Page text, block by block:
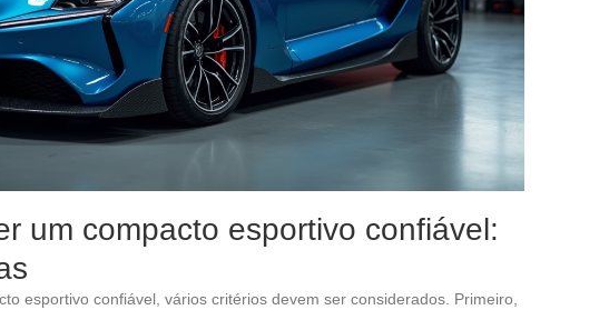
um compacto esportivo confiável:
esportivo confiável, vários critérios devem ser considerados. Primeiro,